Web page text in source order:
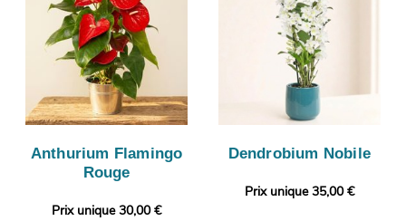
Anthurium Flamingo
Rouge
Prix unique 30,00 €
Dendrobium Nobile
Prix unique 35,00 €